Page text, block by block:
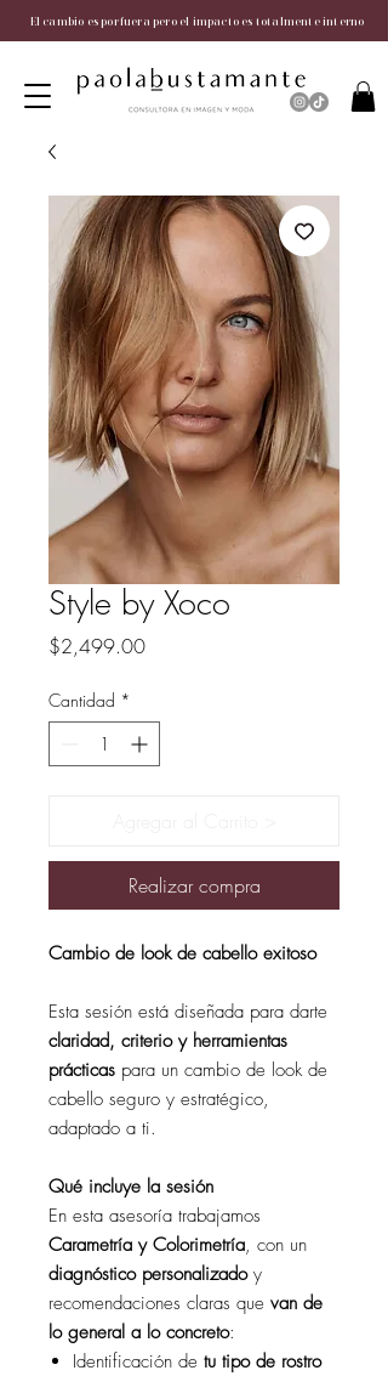
El cambio es por fuera pero el impacto es totalmente interno
Style by Xoco
$2,499.00Precio
Cantidad *
Realizar compra
Cambio de look de cabello exitoso
Esta sesión está diseñada para darte
claridad, criterio y herramientas
prácticas para un cambio de look de
cabello seguro y estratégico,
adaptado a ti.
Qué incluye la sesión
En esta asesoría trabajamos
Carametría y Colorimetría, con un
diagnóstico personalizadoy
recomendaciones claras que van de
lo general a lo concreto:
Identificación de tu tipo de rostro